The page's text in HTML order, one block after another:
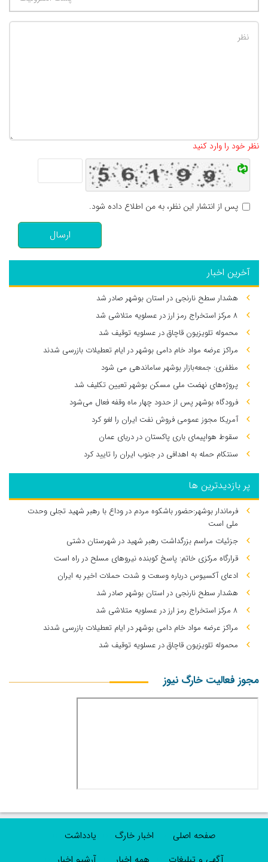
نظر خود را وارد کنید
پس از انتشار این نظر، به من اطلاع داده شود.
ارسال
آخرین اخبار
هشدار سطح نارنجی در استان بوشهر صادر شد
۸ مرکز استخراج رمز ارز در عسلویه متلاشی شد
محموله تلویزیون قاچاق در عسلویه توقیف شد
مراکز عرضه مواد خام دامی بوشهر در ایام تعطیلات بازرسی شدند
مظفری: جمعه‌بازار بوشهر ساماندهی می‌ شود
پروژه‌های نهضت ملی مسکن بوشهر تعیین تکلیف شد
فرودگاه بوشهر پس از حدود چهار ماه وقفه فعال می‌شود
آمریکا مجوز عمومی فروش نفت ایران را لغو کرد
سقوط هواپیمای باری پاکستان در دریای عمان
سنتکام حمله به اهدافی در جنوب ایران را تایید کرد
پر بازدیدترین ها
فرماندار بوشهر:حضور باشکوه مردم در وداع با رهبر شهید تجلی وحدت
ملی است
جزئیات مراسم بزرگداشت رهبر شهید در شهرستان دشتی
قرارگاه مرکزی خاتم: پاسخ کوبنده نیروهای مسلح در راه است
ادعای آکسیوس درباره وسعت و شدت حملات اخیر به ایران
هشدار سطح نارنجی در استان بوشهر صادر شد
۸ مرکز استخراج رمز ارز در عسلویه متلاشی شد
مراکز عرضه مواد خام دامی بوشهر در ایام تعطیلات بازرسی شدند
محموله تلویزیون قاچاق در عسلویه توقیف شد
مجوز فعالیت خارگ نیوز
صفحه اصلی اخبار خارگ
یادداشت